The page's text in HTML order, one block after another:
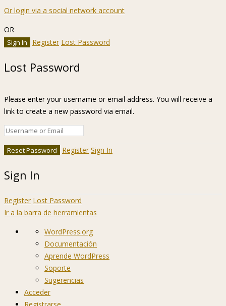
Or login via a social network account
OR
Register Lost Password
Lost Password
Please enter your username or email address. You will receive a
link to create a new password via email.
Register Sign In
Sign In
Register Lost Password
Ir a la barra de herramientas
Acerca
WordPress
WordPress.org
Documentación
Aprende WordPress
Soporte
Sugerencias
Acceder
Registrarse